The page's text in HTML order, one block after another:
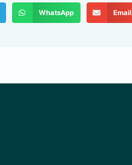
WhatsApp Email